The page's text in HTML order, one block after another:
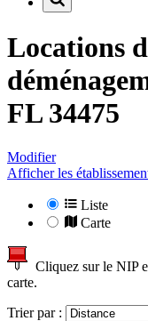
Locations
FL 34475
Modifier
Afficher les
Liste
Carte
Cliquez sur le NIP
carte.
Trier par :